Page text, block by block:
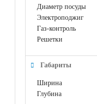
Диаметр посуды
Электроподжиг
Газ-контроль
Решетки
Габариты
Ширина
Глубина